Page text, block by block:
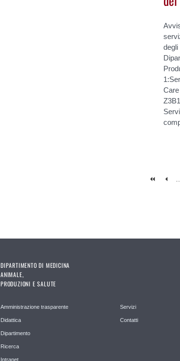
DIPARTIMENTO DI MEDICINA
ANIMALE,
PRODUZIONI E SALUTE
Amministrazione trasparente
Didattica
Dipartimento
Ricerca
Intranet
Servizi
Contatti